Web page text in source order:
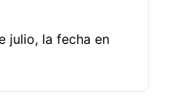
julio, la fecha en